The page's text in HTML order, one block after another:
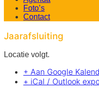
Foto’s
Contact
Jaarafsluiting
Locatie volgt.
+ Aan Google
+ iCal / Outlook